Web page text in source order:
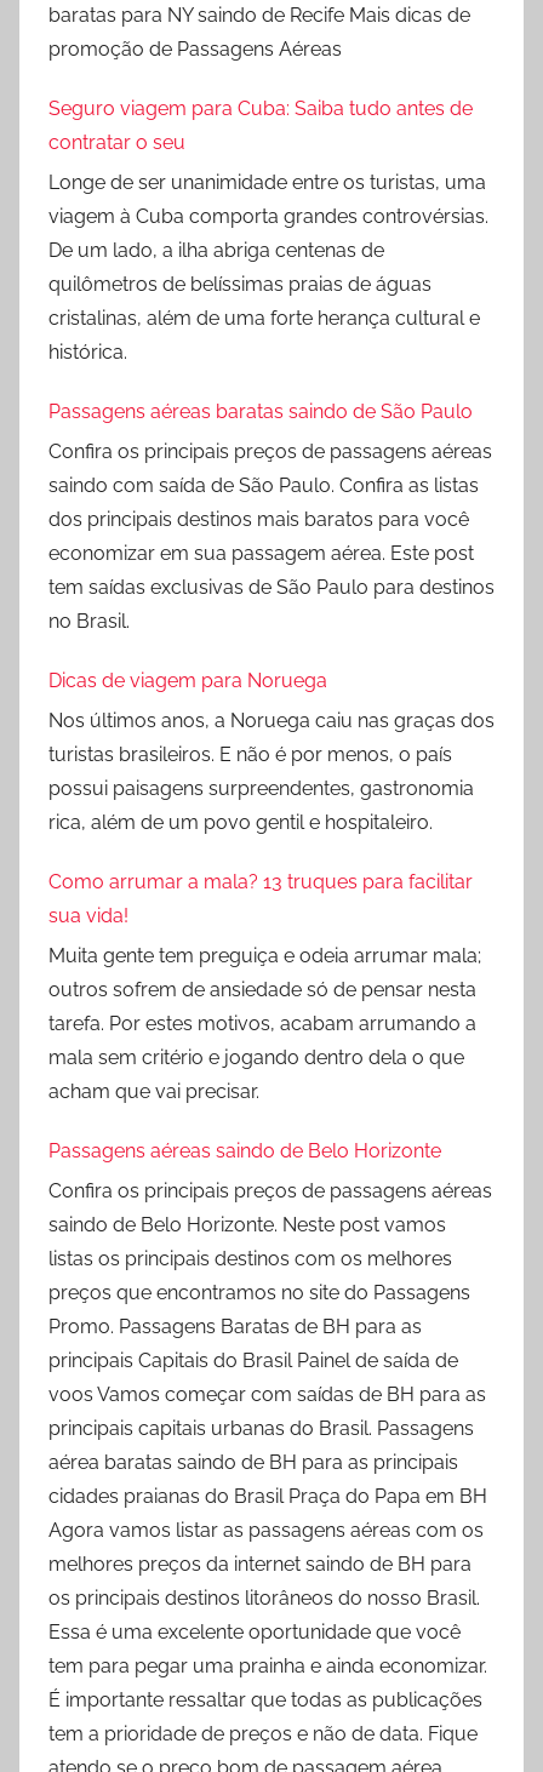
baratas para NY saindo de Recife Mais dicas de
promoção de Passagens Aéreas
Seguro viagem para Cuba: Saiba tudo antes de
contratar o seu
Longe de ser unanimidade entre os turistas, uma
viagem à Cuba comporta grandes controvérsias.
De um lado, a ilha abriga centenas de
quilômetros de belíssimas praias de águas
cristalinas, além de uma forte herança cultural e
histórica.
Passagens aéreas baratas saindo de São Paulo
Confira os principais preços de passagens aéreas
saindo com saída de São Paulo. Confira as listas
dos principais destinos mais baratos para você
economizar em sua passagem aérea. Este post
tem saídas exclusivas de São Paulo para destinos
no Brasil.
Dicas de viagem para Noruega
Nos últimos anos, a Noruega caiu nas graças dos
turistas brasileiros. E não é por menos, o país
possui paisagens surpreendentes, gastronomia
rica, além de um povo gentil e hospitaleiro.
Como arrumar a mala? 13 truques para facilitar
sua vida!
Muita gente tem preguiça e odeia arrumar mala;
outros sofrem de ansiedade só de pensar nesta
tarefa. Por estes motivos, acabam arrumando a
mala sem critério e jogando dentro dela o que
acham que vai precisar.
Passagens aéreas saindo de Belo Horizonte
Confira os principais preços de passagens aéreas
saindo de Belo Horizonte. Neste post vamos
listas os principais destinos com os melhores
preços que encontramos no site do Passagens
Promo. Passagens Baratas de BH para as
principais Capitais do Brasil Painel de saída de
voos Vamos começar com saídas de BH para as
principais capitais urbanas do Brasil. Passagens
aérea baratas saindo de BH para as principais
cidades praianas do Brasil Praça do Papa em BH
Agora vamos listar as passagens aéreas com os
melhores preços da internet saindo de BH para
os principais destinos litorâneos do nosso Brasil.
Essa é uma excelente oportunidade que você
tem para pegar uma prainha e ainda economizar.
É importante ressaltar que todas as publicações
tem a prioridade de preços e não de data. Fique